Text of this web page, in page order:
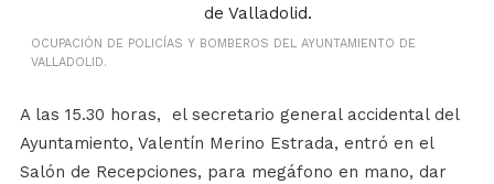
OCUPACIÓN DE POLICÍAS Y BOMBEROS DEL AYUNTAMIENTO DE
VALLADOLID.
A las 15.30 horas, el secretario general accidental del
Ayuntamiento, Valentín Merino Estrada, entró en el
Salón de Recepciones, para megáfono en mano, dar